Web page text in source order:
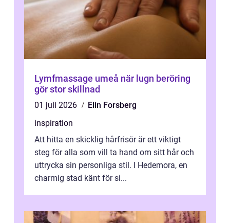
Lymfmassage umeå när lugn beröring
gör stor skillnad
01 juli 2026
Elin Forsberg
inspiration
Att hitta en skicklig hårfrisör är ett viktigt
steg för alla som vill ta hand om sitt hår och
uttrycka sin personliga stil. I Hedemora, en
charmig stad känt för si...